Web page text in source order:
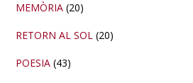
MEMÒRIA (20)
RETORN AL SOL (20)
POESIA (43)